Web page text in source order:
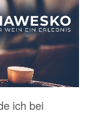
ich bei